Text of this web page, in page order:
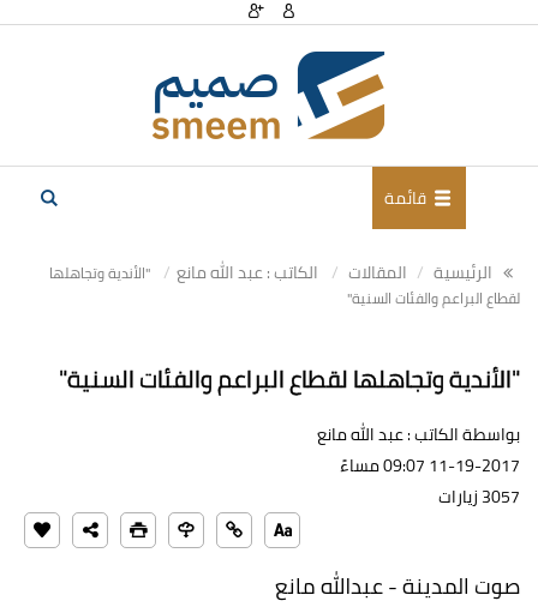
قائمة
الرئيسية المقالات الكاتب : عبد الله مانع
"الأندية وتجاهلها
لقطاع البراعم والفئات السنية"
"الأندية وتجاهلها لقطاع البراعم والفئات السنية"
بواسطة الكاتب : عبد الله مانع
11-19-2017 09:07 مساءً
3057 زيارات
صوت المدينة - عبدالله مانع